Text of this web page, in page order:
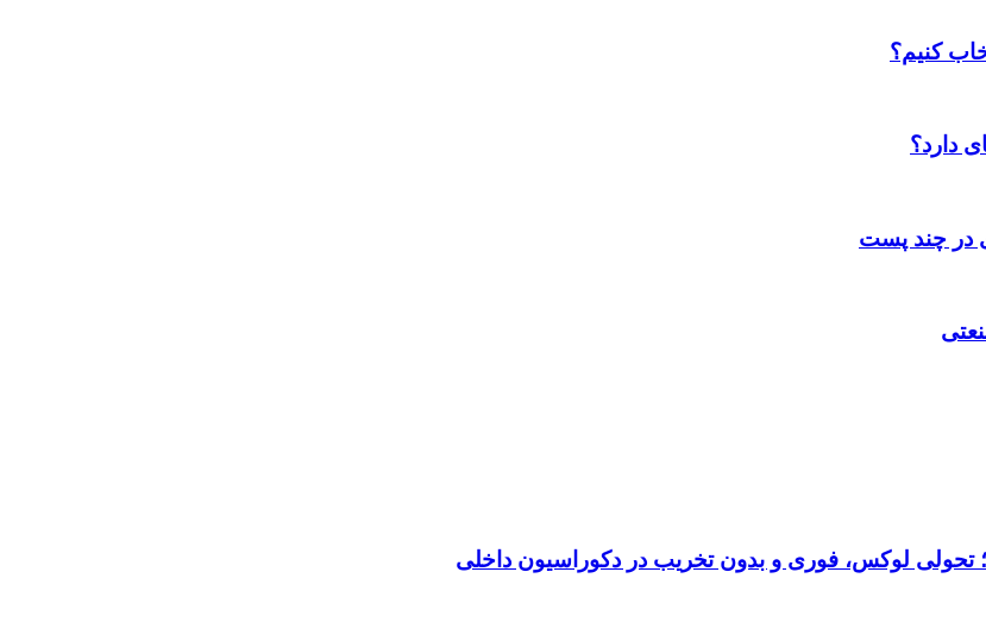
کنیم؟
دارد؟
در چند پست
تحولی لوکس، فوری و بدون تخریب در دکوراسیون داخلی